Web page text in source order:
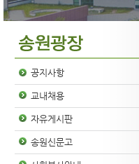
공지사항
교내채용
자유게시판
송원신문고